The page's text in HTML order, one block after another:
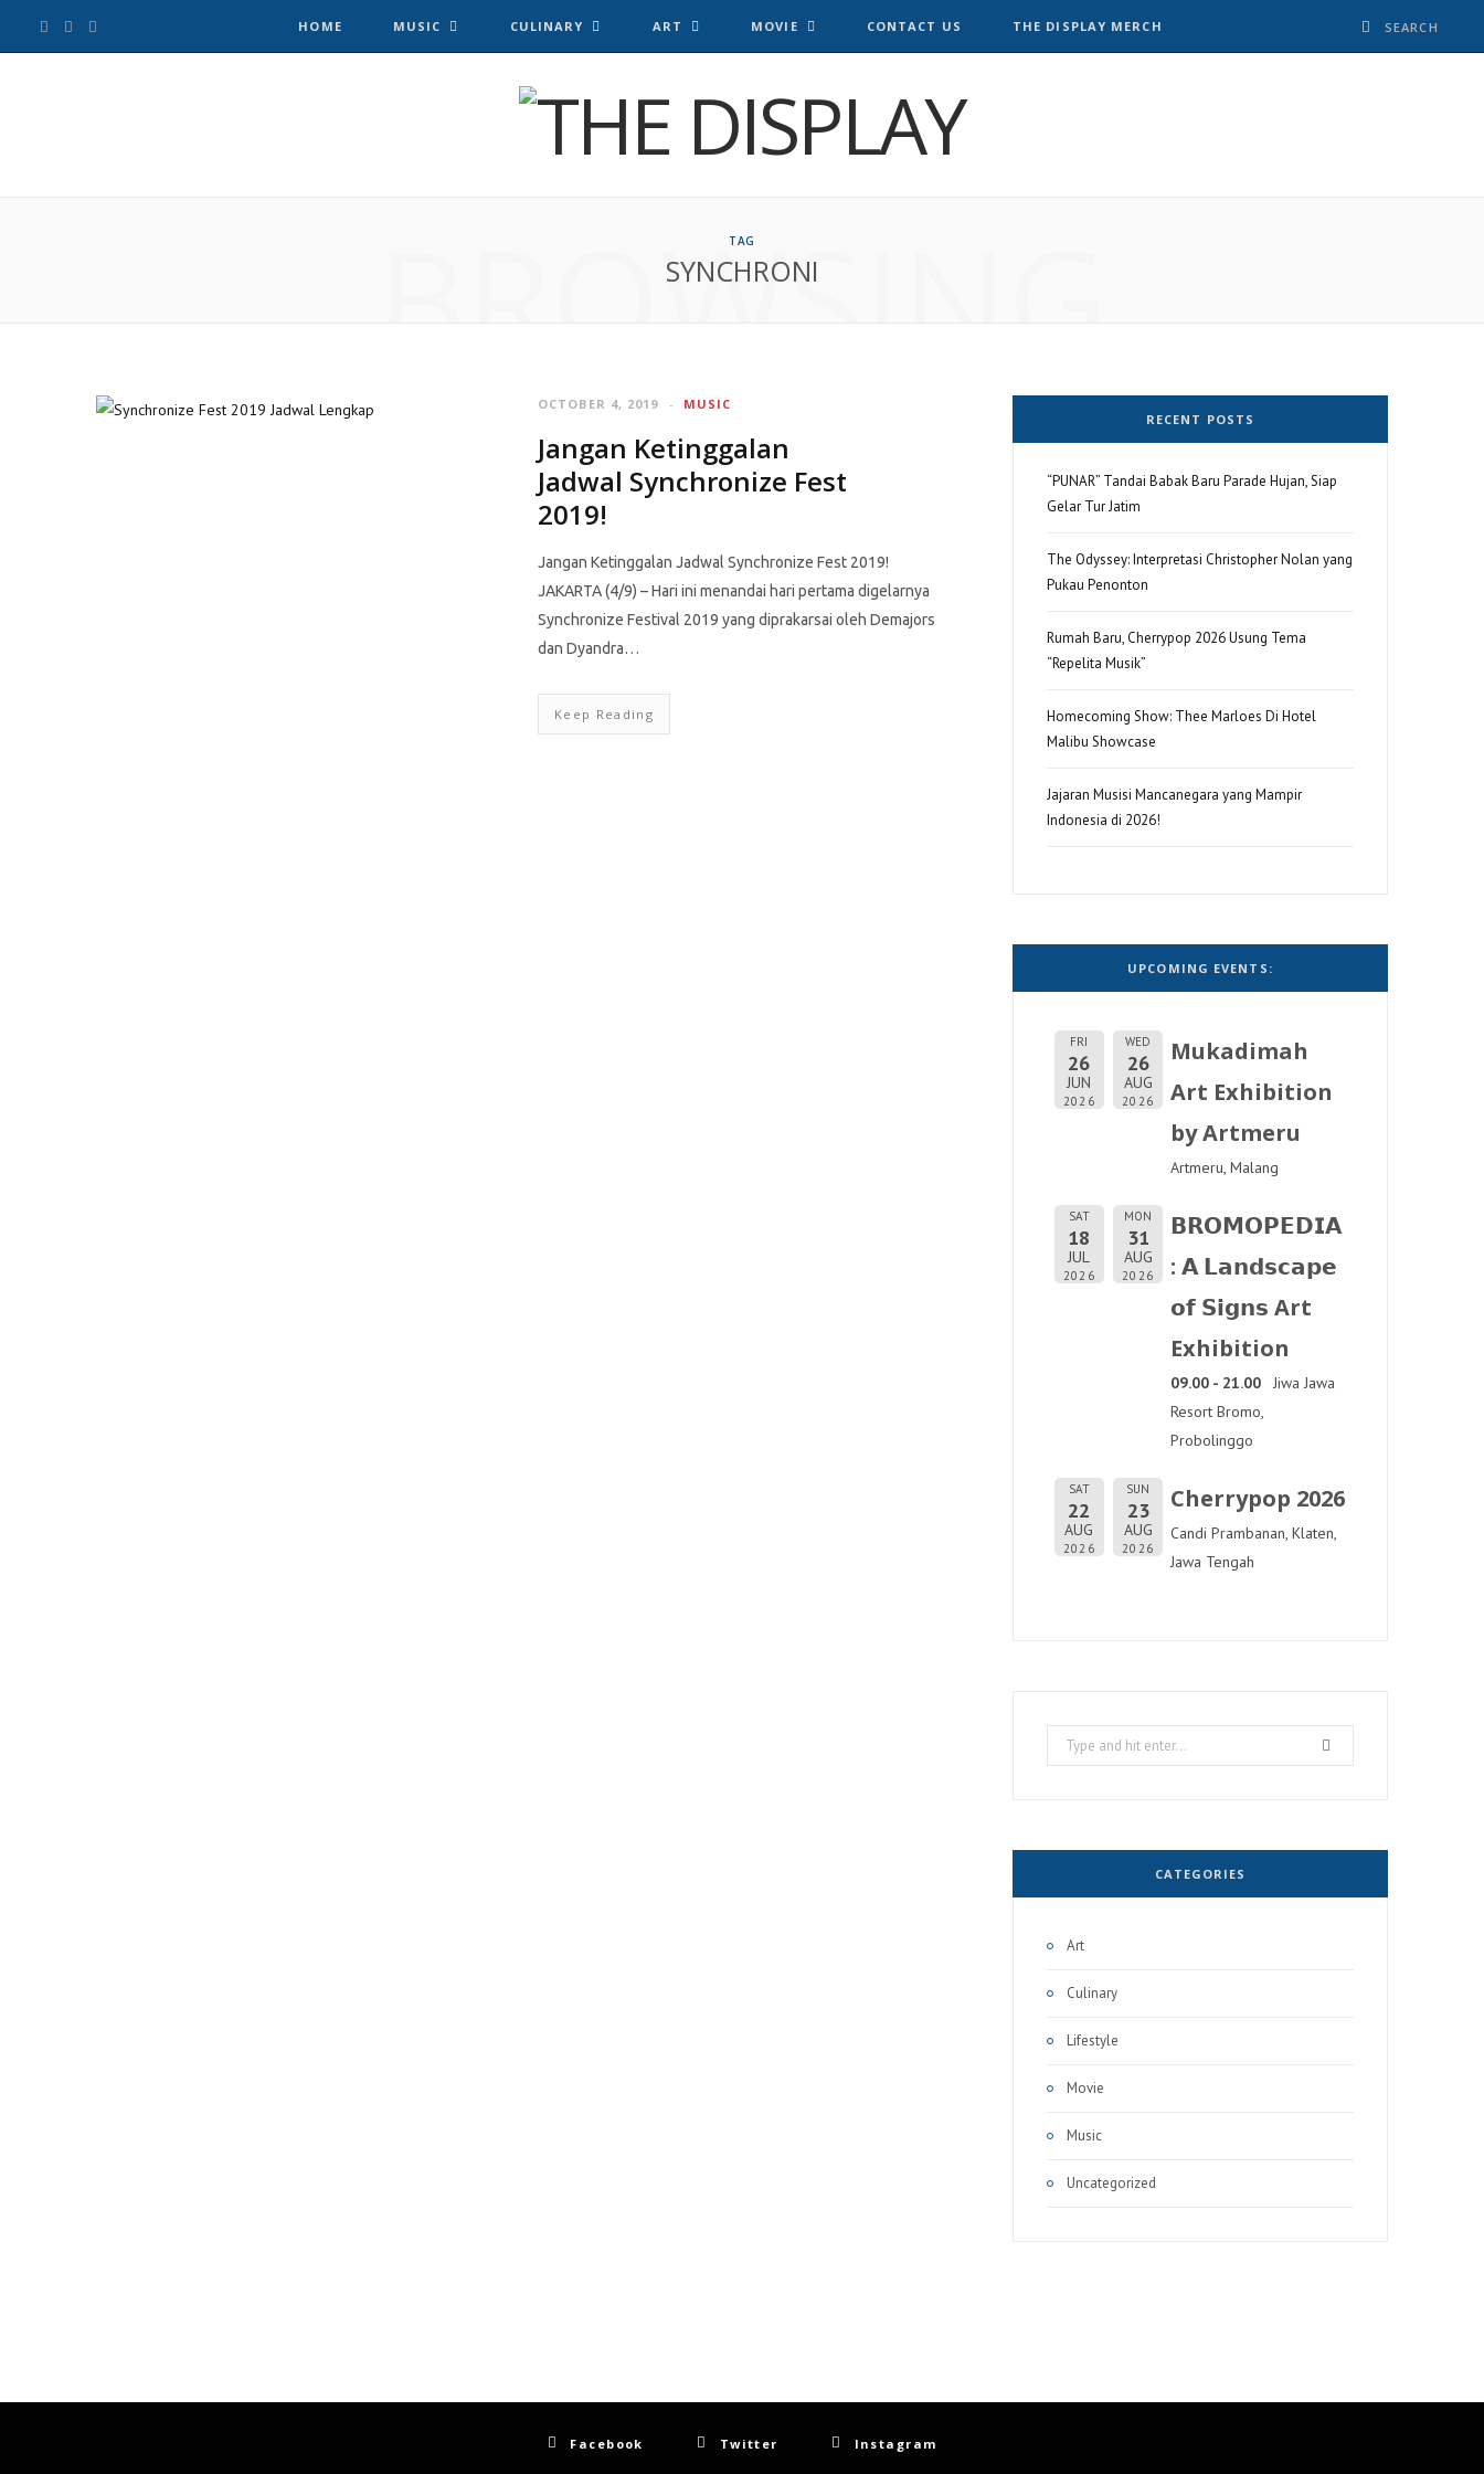
a
HOME MUSIC CULINARY ART MOVIE CONTACT US THE DISPLAY MERCH
TAG
SYNCHRONI
BROWSING
MUSIC
OCTOBER 4, 2019
Jangan Ketinggalan
Jadwal Synchronize Fest
2019!
Jangan Ketinggalan Jadwal Synchronize Fest 2019!
JAKARTA (4/9) – Hari ini menandai hari pertama digelarnya
Synchronize Festival 2019 yang diprakarsai oleh Demajors
dan Dyandra…
Keep Reading
RECENT POSTS
“PUNAR” Tandai Babak Baru Parade Hujan, Siap
Gelar Tur Jatim
The Odyssey: Interpretasi Christopher Nolan yang
Pukau Penonton
Rumah Baru, Cherrypop 2026 Usung Tema
“Repelita Musik”
Homecoming Show: Thee Marloes Di Hotel
Malibu Showcase
Jajaran Musisi Mancanegara yang Mampir
Indonesia di 2026!
UPCOMING EVENTS:
FRI
26
JUN
2026
WED
26
AUG
2026
Mukadimah
Art Exhibition
by Artmeru
Artmeru, Malang
SAT
18
JUL
2026
MON
31
AUG
2026
𝗕𝗥𝗢𝗠𝗢𝗣𝗘𝗗𝗜𝗔
: 𝗔 𝗟𝗮𝗻𝗱𝘀𝗰𝗮𝗽𝗲
𝗼𝗳 𝗦𝗶𝗴𝗻𝘀 Art
Exhibition
09.00 - 21.00
Jiwa Jawa
Resort Bromo,
Probolinggo
SAT
22
AUG
2026
SUN
23
AUG
2026
Cherrypop 2026
Candi Prambanan, Klaten,
Jawa Tengah
Search
for:
CATEGORIES
Art
Culinary
Lifestyle
Movie
Music
Uncategorized
Facebook Twitter Instagram